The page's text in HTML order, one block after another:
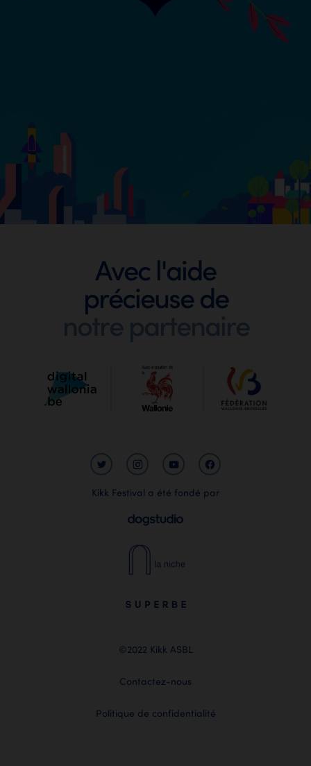
Footer
Avec l'aide
précieuse de
notre partenaire
Kikk Festival a été fondé par
©2022 Kikk ASBL
Contactez-nous
Politique de confidentialité